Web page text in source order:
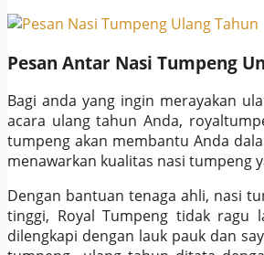
Pesan Antar Nasi Tumpeng
Bagi anda yang ingin merayakan
acara ulang tahun Anda,
tumpeng akan membantu Anda
menawarkan kualitas nasi tumpeng
Dengan bantuan tenaga ahli, nasi
tinggi, Royal Tumpeng tidak ragu
dilengkapi dengan lauk pauk dan